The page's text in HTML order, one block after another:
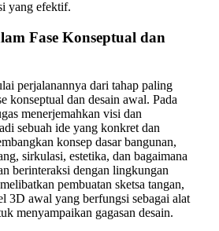
yang efektif.
Fase Konseptual dan
perjalanannya dari tahap paling
konseptual dan desain awal. Pada
menerjemahkan visi dan
sebuah ide yang konkret dan
konsep dasar bangunan,
sirkulasi, estetika, dan bagaimana
berinteraksi dengan lingkungan
pembuatan sketsa tangan,
3D awal yang berfungsi sebagai alat
menyampaikan gagasan desain.